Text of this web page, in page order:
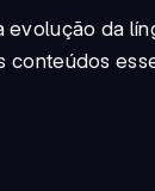
da